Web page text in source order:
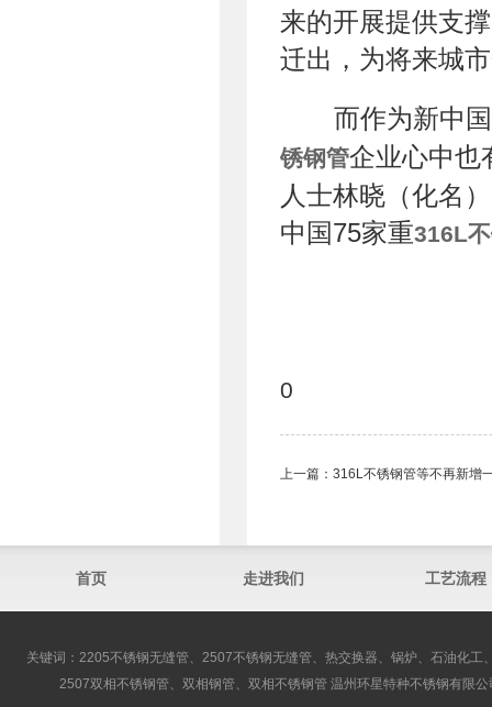
来的开展提供支
迁出，为将来城
而作为新中
锈钢管企业心中也
人士林晓（化名
中国75家重316L
0
上一篇： 316L不锈钢管等不再新增
首页 走进我们 工艺流程
关键词：2205不锈钢无缝管、2507不锈钢无缝管、热交换器、锅炉、石油化
2507双相不锈钢管、双相钢管、双相不锈钢管 温州环星特种不锈钢有限